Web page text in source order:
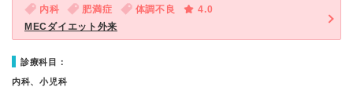
内科 肥満症 体調不良
4.0
MECダイエット外来
診療科目：
内科、小児科